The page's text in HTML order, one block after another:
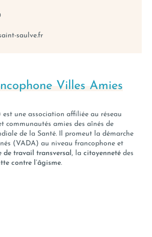
saulve.fr
Villes Amies
est une association affiliée au réseau
communautés amies des aînés de
de la Santé. Il promeut la démarche
(VADA) au niveau francophone et
de travail transversal, la citoyenneté des
contre l’âgisme.